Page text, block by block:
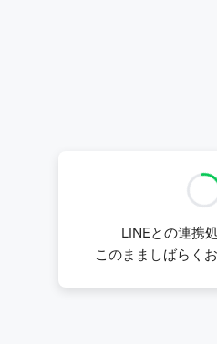
LINEとの連携
このまましばらく